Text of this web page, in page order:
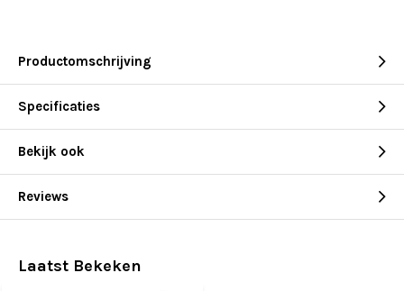
Productomschrijving
Specificaties
Bekijk ook
Reviews
Laatst Bekeken